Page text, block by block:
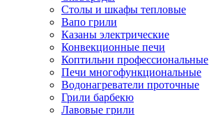
Столы и шкафы тепловые
Вапо грили
Казаны электрические
Конвекционные печи
Коптильни профессиональные
Печи многофункциональные
Водонагреватели проточные
Грили барбекю
Лавовые грили